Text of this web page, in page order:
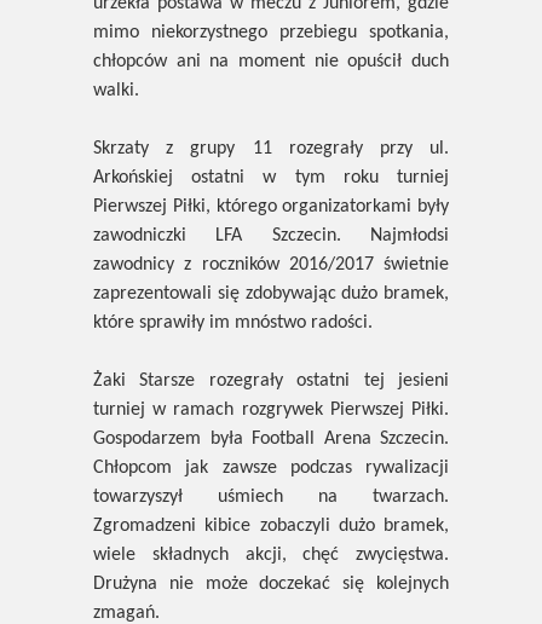
mimo niekorzystnego przebiegu spotkania,
chłopców ani na moment nie opuścił duch
walki.
Skrzaty z grupy 11 rozegrały przy ul.
Arkońskiej ostatni w tym roku turniej
Pierwszej Piłki, którego organizatorkami były
zawodniczki LFA Szczecin. Najmłodsi
zawodnicy z roczników 2016/2017 świetnie
zaprezentowali się zdobywając dużo bramek,
które sprawiły im mnóstwo radości.
Żaki Starsze rozegrały ostatni tej jesieni
turniej w ramach rozgrywek Pierwszej Piłki.
Gospodarzem była Football Arena Szczecin.
Chłopcom jak zawsze podczas rywalizacji
towarzyszył uśmiech na twarzach.
Zgromadzeni kibice zobaczyli dużo bramek,
wiele składnych akcji, chęć zwycięstwa.
Drużyna nie może doczekać się kolejnych
zmagań.